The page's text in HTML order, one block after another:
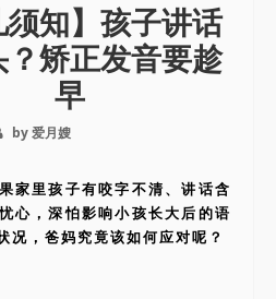
须知】孩子讲话
？矫正发音要趁
早
by 爱月嫂
家里孩子有咬字不清、讲话含
心，深怕影响小孩长大后的语
况，爸妈究竟该如何应对呢？